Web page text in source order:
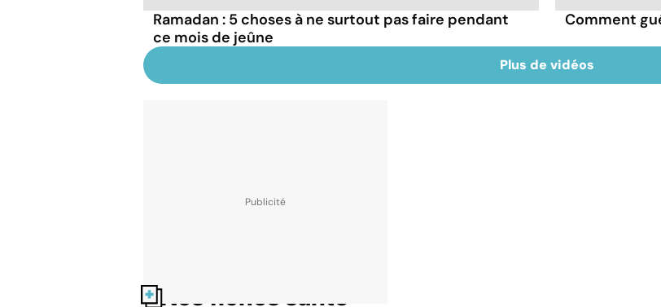
Ramadan : 5 choses à ne surtout pas faire pendant
ce mois de jeûne
Comment
Plus de vidéos
Nos fiches santé